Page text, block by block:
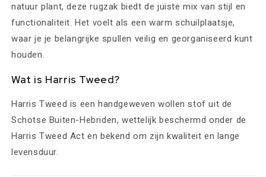
natuur plant, deze rugzak biedt de juiste mix van stijl en
functionaliteit. Het voelt als een warm schuilplaatsje,
waar je je belangrijke spullen veilig en georganiseerd kunt
houden.
Wat is Harris Tweed?
Harris Tweed is een handgeweven wollen stof uit de
Schotse Buiten-Hebriden, wettelijk beschermd onder de
Harris Tweed Act en bekend om zijn kwaliteit en lange
levensduur.